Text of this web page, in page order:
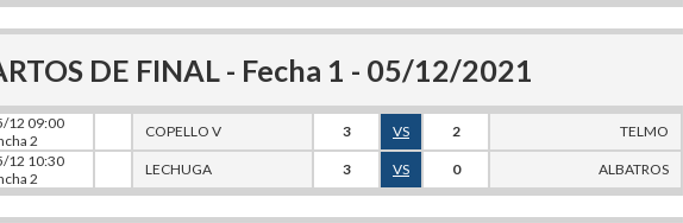
DE FINAL - Fecha 1 - 05/12/2021
12 09:00
2
COPELLO V 3 VS 2
TELMO
12 10:30
2
LECHUGA 3 VS 0 ALBATROS